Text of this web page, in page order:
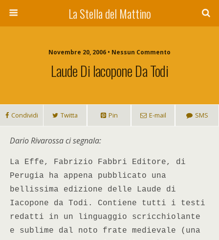
La Stella del Mattino
Novembre 20, 2006 • Nessun Commento
Laude Di Iacopone Da Todi
Condividi Twitta Pin E-mail SMS
Dario Rivarossa ci segnala:
La Effe, Fabrizio Fabbri Editore, di
Perugia ha appena pubblicato una
bellissima edizione delle Laude di
Iacopone da Todi. Contiene tutti i testi
redatti in un linguaggio scricchiolante
e sublime dal noto frate medievale (una